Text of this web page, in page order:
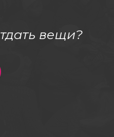
вещи?